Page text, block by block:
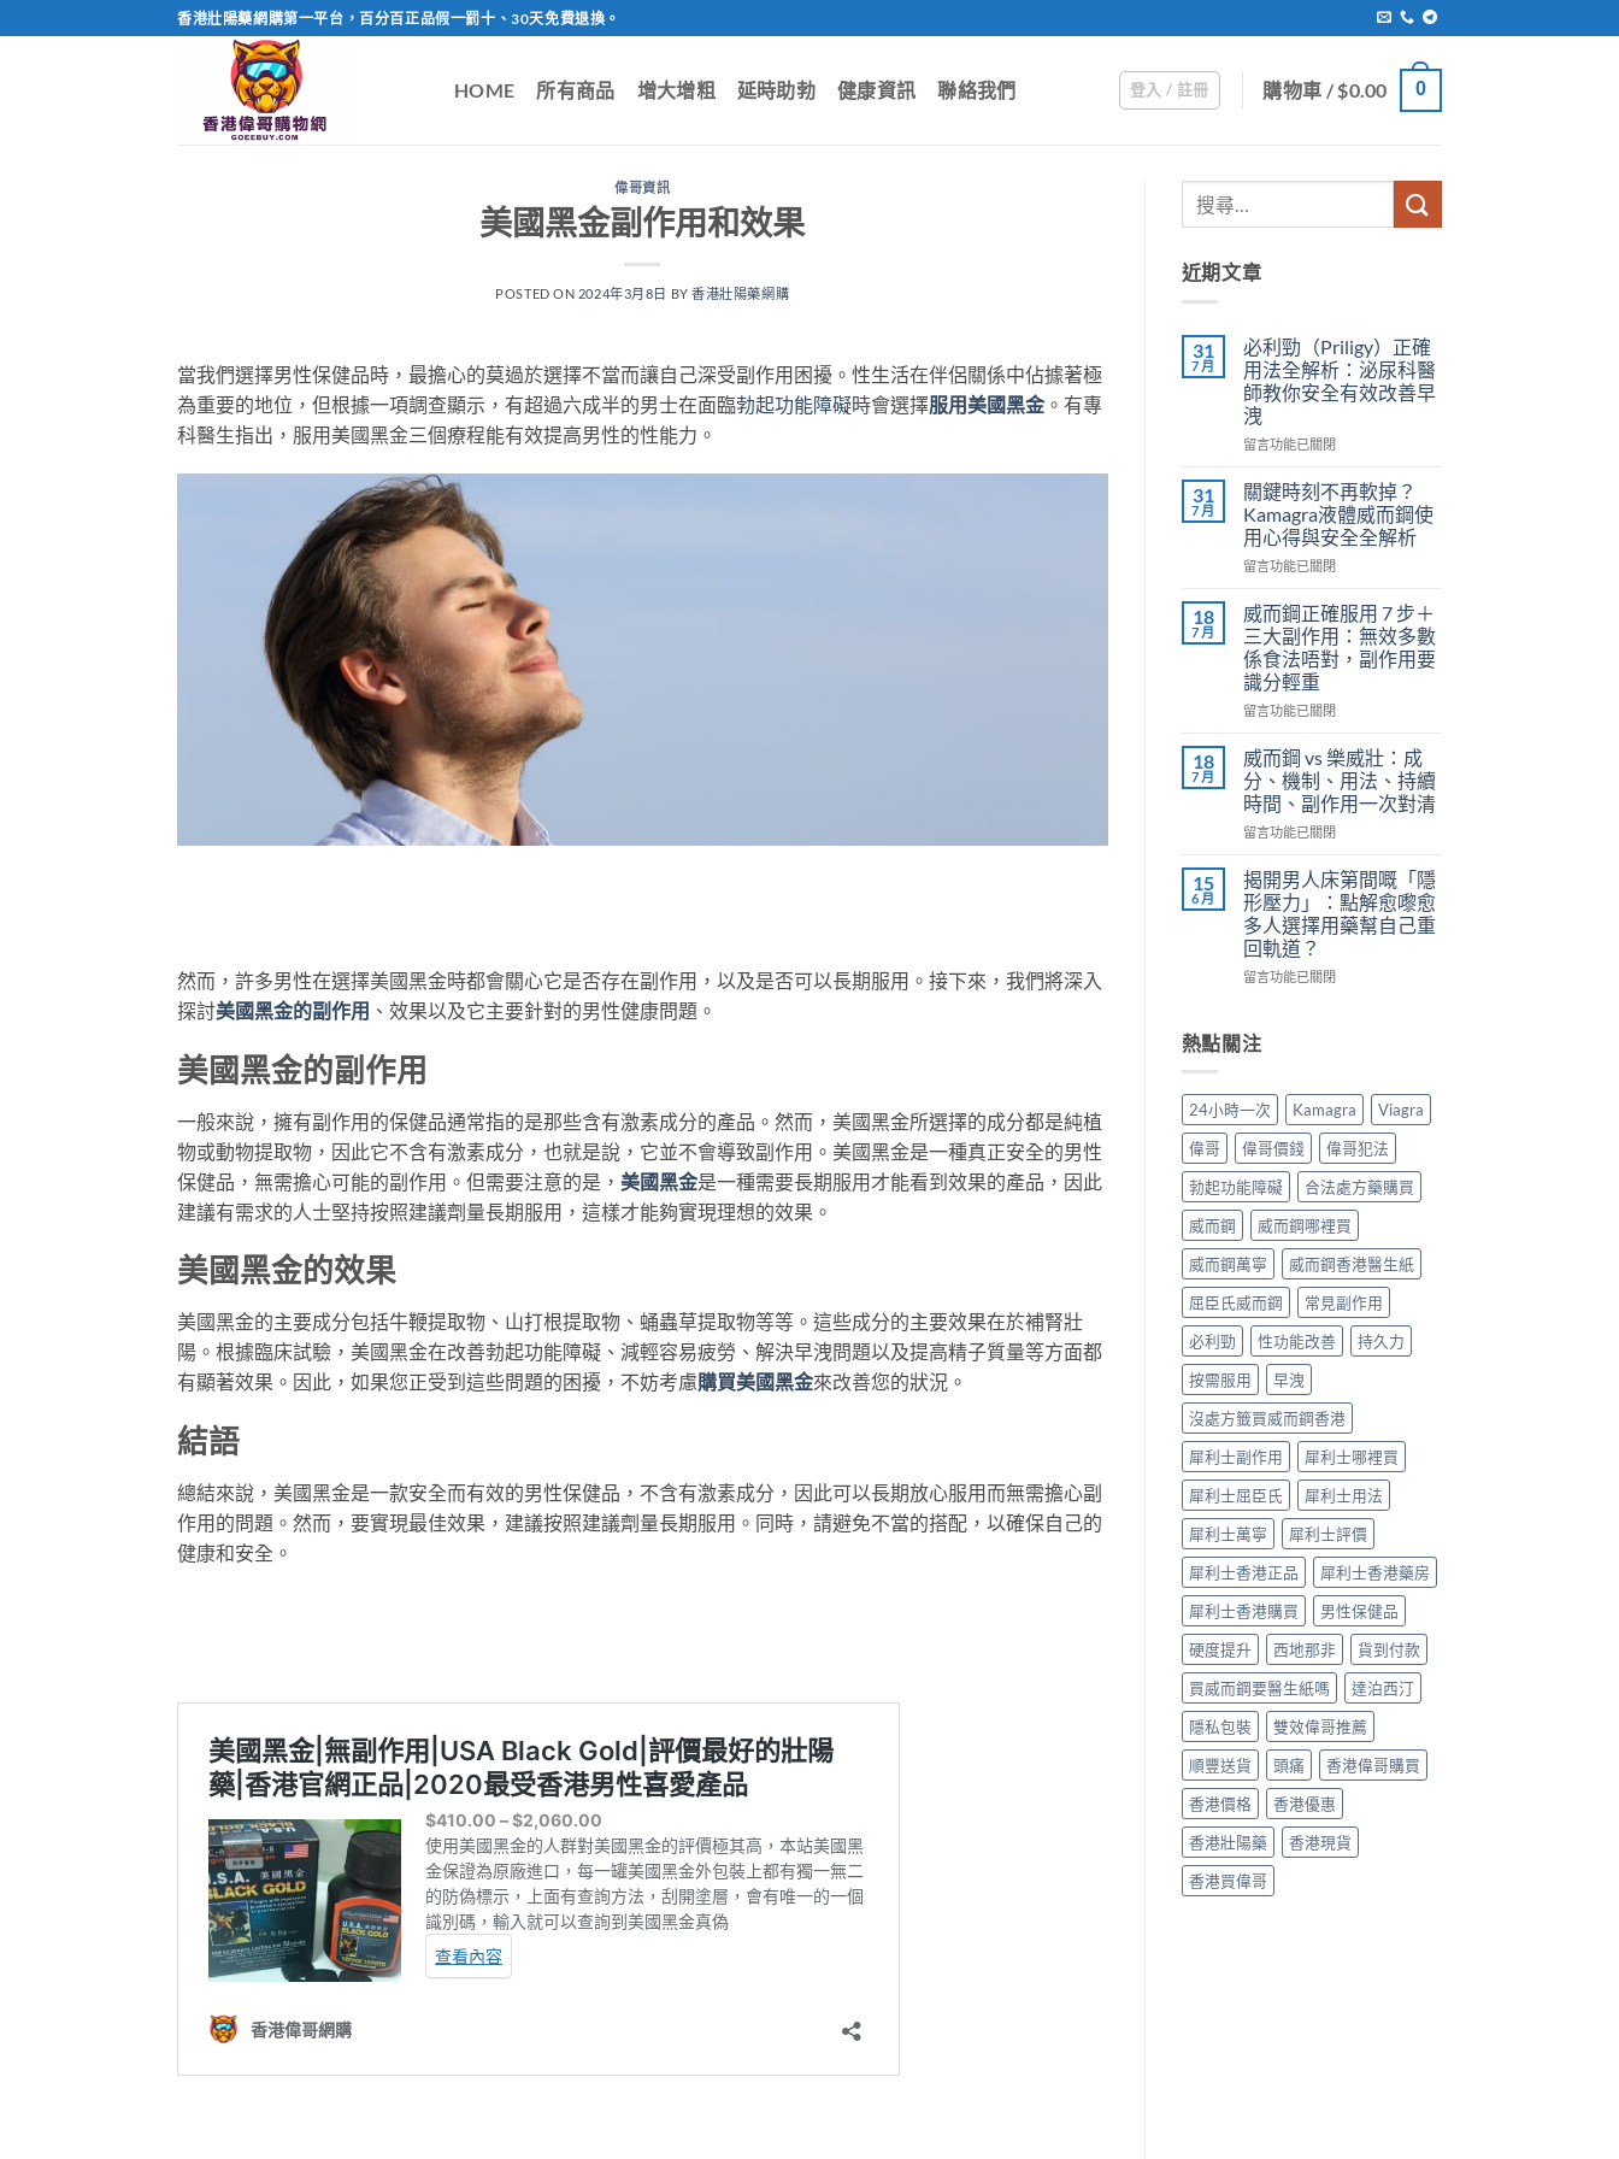
to
香港壯陽藥網購第一平台，百分百正品假一罰十、30天免費退換。
HOME 所有商品 增大增粗 延時助勃 健康資訊 聯絡我們 登入 / 註冊 購物車 /$0.00 0
偉哥資訊
美國黑金副作用和效果
POSTED ON 2024年3月8日 BY香港壯陽藥網購
當我們選擇男性保健品時，最擔心的莫過於選擇不當而讓自己深受副作用困擾。性生活在伴侶關係中佔據著極
為重要的地位，但根據一項調查顯示，有超過六成半的男士在面臨勃起功能障礙時會選擇服用美國黑金 。有專
科醫生指出，服用美國黑金三個療程能有效提高男性的性能力。
然而，許多男性在選擇美國黑金時都會關心它是否存在副作用，以及是否可以長期服用。接下來，我們將深入
探討美國黑金的副作用 、效果以及它主要針對的男性健康問題。
美國黑金的副作用
一般來說，擁有副作用的保健品通常指的是那些含有激素成分的產品。然而，美國黑金所選擇的成分都是純植
物或動物提取物，因此它不含有激素成分，也就是說，它並不會導致副作用。美國黑金是一種真正安全的男性
保健品，無需擔心可能的副作用。但需要注意的是， 美國黑金是一種需要長期服用才能看到效果的產品，因此
建議有需求的人士堅持按照建議劑量長期服用，這樣才能夠實現理想的效果。
美國黑金的效果
美國黑金的主要成分包括牛鞭提取物、山打根提取物、蛹蟲草提取物等等。這些成分的主要效果在於補腎壯
陽。根據臨床試驗，美國黑金在改善勃起功能障礙、減輕容易疲勞、解決早洩問題以及提高精子質量等方面都
有顯著效果。因此，如果您正受到這些問題的困擾，不妨考慮購買美國黑金來改善您的狀況。
結語
總結來說，美國黑金是一款安全而有效的男性保健品，不含有激素成分，因此可以長期放心服用而無需擔心副
作用的問題。然而，要實現最佳效果，建議按照建議劑量長期服用。同時，請避免不當的搭配，以確保自己的
健康和安全。
近期文章
31
7 月
必利勁（Priligy）正確
用法全解析：泌尿科醫
師教你安全有效改善早
洩
在
利
勁
（Priligy）
正
確
法
全
解
析：
泌
尿
醫
師
教
你
安
有
效
改
善
早
洩〉
留言功能已關閉
31
7 月
關鍵時刻不再軟掉？
Kamagra液體威而鋼使
用心得與安全全解析
在
鍵
時
刻
不
再
軟
Kamagra
液
體
威
而
使
用
心
得
與
安
解
析〉
留言功能已關閉
18
7 月
威而鋼正確服用 7 步＋
三大副作用：無效多數
係食法唔對，副作用要
識分輕重
在
而
鋼
正
確
服
7
步
＋
三
大
副
無
效
數
食
法
唔
對，
作
用
要
識
分
重〉
中
留言功能已關閉
18
7 月
威而鋼 vs 樂威壯：成
分、機制、用法、持續
時間、副作用一次對清
在
而
鋼
vs
樂
威
壯：
機
制、
法、
續
時
間、
副
用
一
次
對
清〉
留言功能已關閉
15
6 月
揭開男人床第間嘅「隱
形壓力」：點解愈嚟愈
多人選擇用藥幫自己重
回軌道？
在
男
人
第
嘅
「隱
形
壓
力」：
點
解
愈
嚟
愈
人
選
擇
用
藥
幫
自
己
重
回
軌
道？〉
中
留言功能已關閉
熱點關注
24小時一次 Kamagra
Viagra
偉哥
偉哥價錢
偉哥犯法
勃起功能障礙
合法處方藥購買
威而鋼
威而鋼哪裡買
威而鋼萬寧
威而鋼香港醫生紙
屈臣氏威而鋼
常見副作用
必利勁
性功能改善
持久力
按需服用
早洩
沒處方籤買威而鋼香港
犀利士副作用
犀利士哪裡買
犀利士屈臣氏
犀利士用法
犀利士萬寧
犀利士評價
犀利士香港正品
犀利士香港藥房
犀利士香港購買
男性保健品
硬度提升
西地那非
貨到付款
買威而鋼要醫生紙嗎
達泊西汀
隱私包裝
雙效偉哥推薦
順豐送貨
頭痛
香港偉哥購買
香港價格
香港優惠
香港壯陽藥
香港現貨
香港買偉哥